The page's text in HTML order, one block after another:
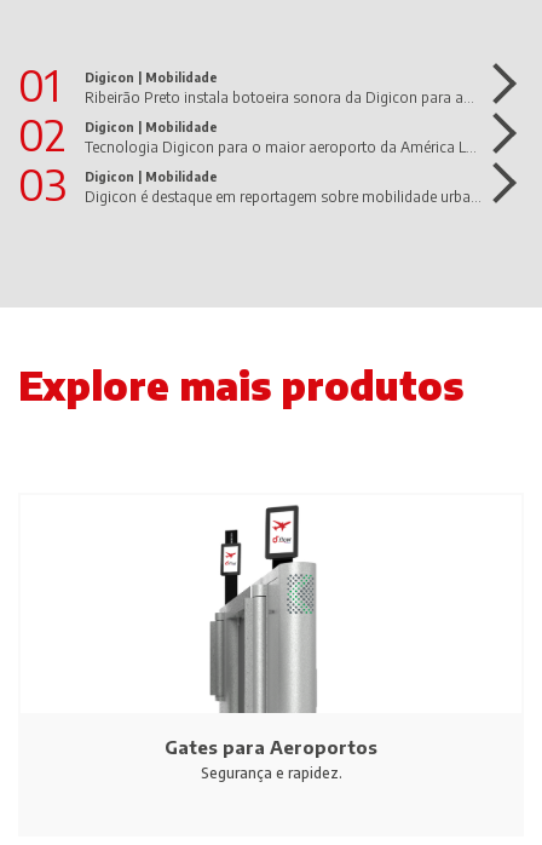
01 Digicon | Mobilidade
02 Digicon | Mobilidade
03 Digicon | Mobilidade
Explore mais produtos
Gates para Aeroportos
Segurança e rapidez.